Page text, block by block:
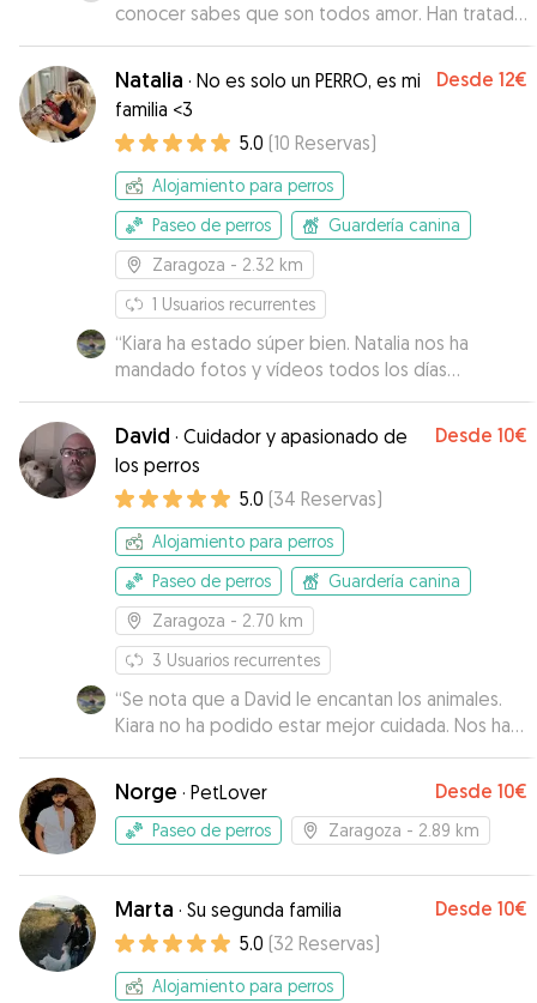
conocer sabes que son todos amor. Han tratado
a truca como una más de la familia, nos han
mantenido totalmente informadas. Repetiremos
seguro. Gracias! ”
Natalia · No es solo un PERRO, es mi
familia <3
Desde 12€
5.0 (10 Reservas)
Alojamiento para perros
Paseo de perros
Guardería canina
Zaragoza - 2.32 km
1 Usuarios recurrentes
“Kiara ha estado súper bien. Natalia nos ha
mandado fotos y vídeos todos los días
diciéndonos que tal estaba nuestra perrita.
Paseos largos, juegos, acompañada de su
perrito Joy… ¡yo creo que no quería volver!”
David · Cuidador y apasionado de
los perros
Desde 10€
5.0 (34 Reservas)
Alojamiento para perros
Paseo de perros
Guardería canina
Zaragoza - 2.70 km
3 Usuarios recurrentes
“Se nota que a David le encantan los animales.
Kiara no ha podido estar mejor cuidada. Nos ha
estado mandando fotos y vídeos y
contándonos cómo estaba la perrita por
WhatsApp. Si volvemos a precisar de alguien
que cuide de ella, sin duda contaremos con él!
Norge · PetLover Desde 10€
Paseo de perros Zaragoza - 2.89 km
Marta · Su segunda familia Desde 10€
5.0 (32 Reservas)
Alojamiento para perros